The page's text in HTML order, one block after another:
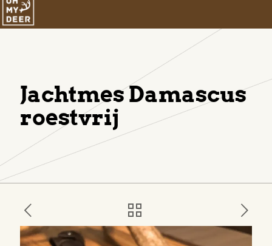
Jachtmes Damascus
roestvrij